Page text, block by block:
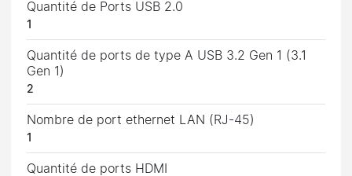
Quantité de Ports USB 2.0
1
Quantité de ports de type A USB 3.2 Gen 1 (3.1
Gen 1)
2
Nombre de port ethernet LAN (RJ-45)
1
Quantité de ports HDMI